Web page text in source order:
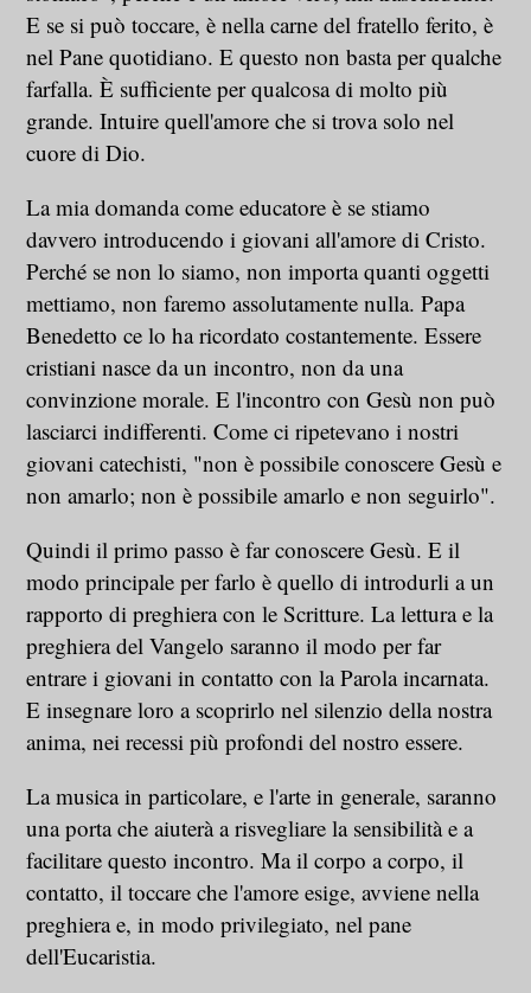
E se si può toccare, è nella carne del fratello ferito, è
nel Pane quotidiano. E questo non basta per qualche
farfalla. È sufficiente per qualcosa di molto più
grande. Intuire quell'amore che si trova solo nel
cuore di Dio.
La mia domanda come educatore è se stiamo
davvero introducendo i giovani all'amore di Cristo.
Perché se non lo siamo, non importa quanti oggetti
mettiamo, non faremo assolutamente nulla. Papa
Benedetto ce lo ha ricordato costantemente. Essere
cristiani nasce da un incontro, non da una
convinzione morale. E l'incontro con Gesù non può
lasciarci indifferenti. Come ci ripetevano i nostri
giovani catechisti, "non è possibile conoscere Gesù e
non amarlo; non è possibile amarlo e non seguirlo".
Quindi il primo passo è far conoscere Gesù. E il
modo principale per farlo è quello di introdurli a un
rapporto di preghiera con le Scritture. La lettura e la
preghiera del Vangelo saranno il modo per far
entrare i giovani in contatto con la Parola incarnata.
E insegnare loro a scoprirlo nel silenzio della nostra
anima, nei recessi più profondi del nostro essere.
La musica in particolare, e l'arte in generale, saranno
una porta che aiuterà a risvegliare la sensibilità e a
facilitare questo incontro. Ma il corpo a corpo, il
contatto, il toccare che l'amore esige, avviene nella
preghiera e, in modo privilegiato, nel pane
dell'Eucaristia.